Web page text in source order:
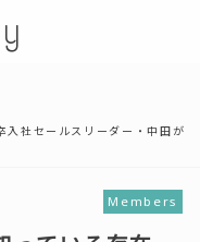
入社セールスリーダー・中田が
Members